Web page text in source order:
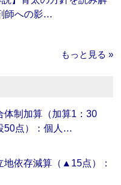
師への影…
もっと見る »
体制加算（加算1：30
50点）：個人…
地依存減算（▲15点）：